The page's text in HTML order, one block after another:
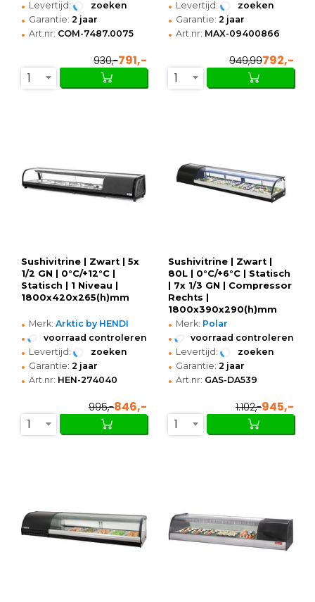
• Levertijd: zoeken
• Garantie: 2 jaar
• Art.nr: COM-7487.0075
930,-791,-
1
• Levertijd: zoeken
• Garantie: 2 jaar
• Art.nr: MAX-09400866
949,99792,-
1
Sushivitrine | Zwart | 5x
1/2 GN | 0°C/+12°C |
Statisch | 1 Niveau |
1800x420x265(h)mm
• Merk: Arktic by HENDI
• voorraad controleren
• Levertijd: zoeken
• Garantie: 2 jaar
• Art.nr: HEN-274040
995,-846,-
1
Sushivitrine | Zwart |
80L | 0°C/+6°C | Statisch
| 7x 1/3 GN | Compressor
Rechts |
1800x390x290(h)mm
• Merk: Polar
• voorraad controleren
• Levertijd: zoeken
• Garantie: 2 jaar
• Art.nr: GAS-DA539
1.102,-945,-
1